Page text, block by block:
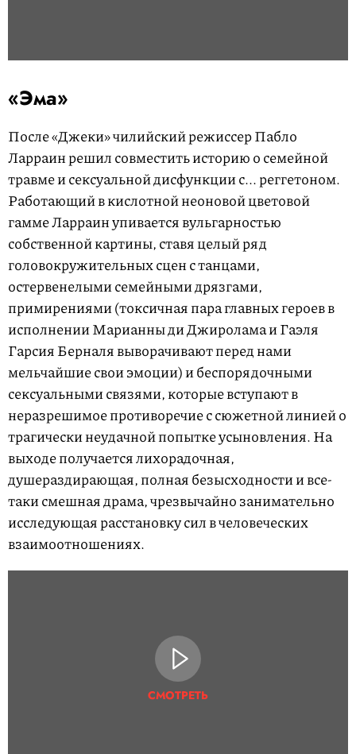
«Эма»
После «Джеки» чилийский режиссер Пабло
Ларраин решил совместить историю о семейной
травме и сексуальной дисфункции с... реггетоном.
Работающий в кислотной неоновой цветовой
гамме Ларраин упивается вульгарностью
собственной картины, ставя целый ряд
головокружительных сцен с танцами,
остервенелыми семейными дрязгами,
примирениями (токсичная пара главных героев в
исполнении Марианны ди Джиролама и Гаэля
Гарсия Берналя выворачивают перед нами
мельчайшие свои эмоции) и беспорядочными
сексуальными связями, которые вступают в
неразрешимое противоречие с сюжетной линией о
трагически неудачной попытке усыновления. На
выходе получается лихорадочная,
душераздирающая, полная безысходности и все-
таки смешная драма, чрезвычайно занимательно
исследующая расстановку сил в человеческих
взаимоотношениях.
СМОТРЕТЬ